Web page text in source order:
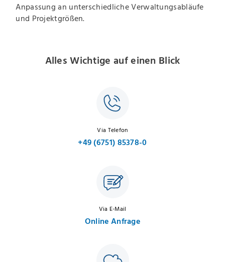
Anpassung an unterschiedliche Verwaltungsabläufe
und Projektgrößen.
Alles Wichtige auf einen Blick
Via Telefon
+49 (6751) 85378-0
Via E-Mail
Online Anfrage